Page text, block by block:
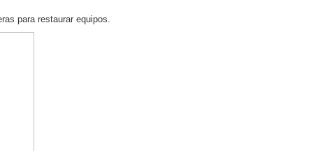
para restaurar equipos.